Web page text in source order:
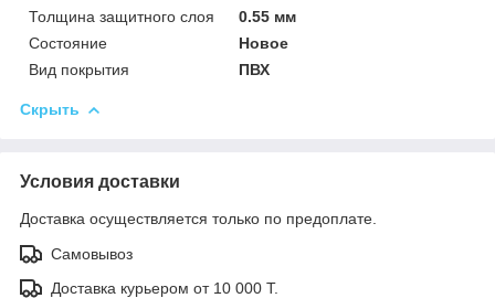
Толщина защитного слоя
0.55 мм
Состояние
Новое
Вид покрытия
ПВХ
Скрыть
Условия доставки
Доставка осуществляется только по предоплате.
Самовывоз
Доставка курьером от 10 000 Т.